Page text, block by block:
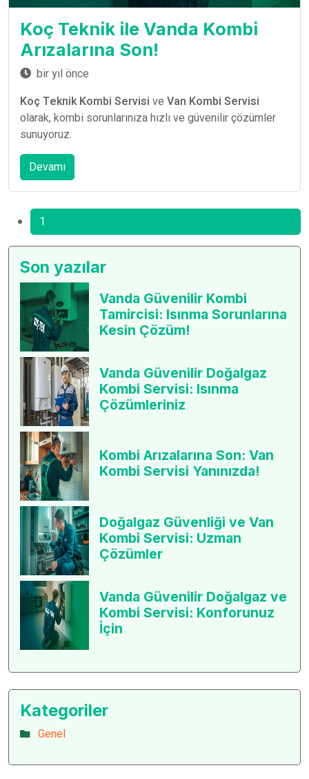
Koç Teknik ile Vanda Kombi
Arızalarına Son!
bir yıl önce
Koç Teknik Kombi Servisi ve Van Kombi Servisi
olarak, kombi sorunlarınıza hızlı ve güvenilir çözümler
sunuyoruz.
Devamı
1
Son yazılar
Vanda Güvenilir Kombi
Tamircisi: Isınma Sorunlarına
Kesin Çözüm!
Vanda Güvenilir Doğalgaz
Kombi Servisi: Isınma
Çözümleriniz
Kombi Arızalarına Son: Van
Kombi Servisi Yanınızda!
Doğalgaz Güvenliği ve Van
Kombi Servisi: Uzman
Çözümler
Vanda Güvenilir Doğalgaz ve
Kombi Servisi: Konforunuz
İçin
Kategoriler
Genel